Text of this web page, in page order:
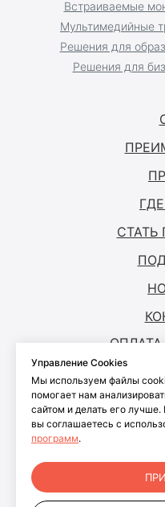
© ANTOUCH,
Согласие на
Политика
СТАТЬ
Встраиваемые
Мультимедийные
Решения для
Решения для
Управление Cookies
Мы используем файлы
помогает нам
сайтом и делать его
вы соглашаетесь с
программ.